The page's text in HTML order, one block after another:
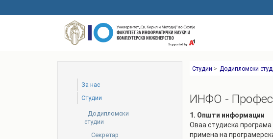
to
За нас
Студии
Додипломски
студии
Секретар
Студии > Додипломски
ИНФО -
1. Општи информации
Оваа студиска
примена на